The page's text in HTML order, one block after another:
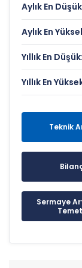
Aylık En
Aylık En
Yıllık En Düşük:
Yıllık En
Teknik
Sermaye